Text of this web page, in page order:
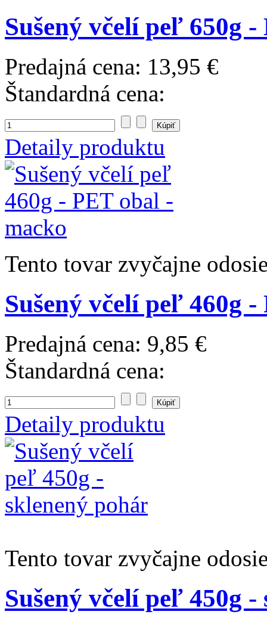
Sušený včelí peľ 650g
Predajná cena: 13,95 €
Štandardná cena:
Detaily produktu
Tento tovar zvyčajne
Sušený včelí peľ 460g
Predajná cena: 9,85 €
Štandardná cena:
Detaily produktu
Tento tovar zvyčajne
Sušený včelí peľ 450g